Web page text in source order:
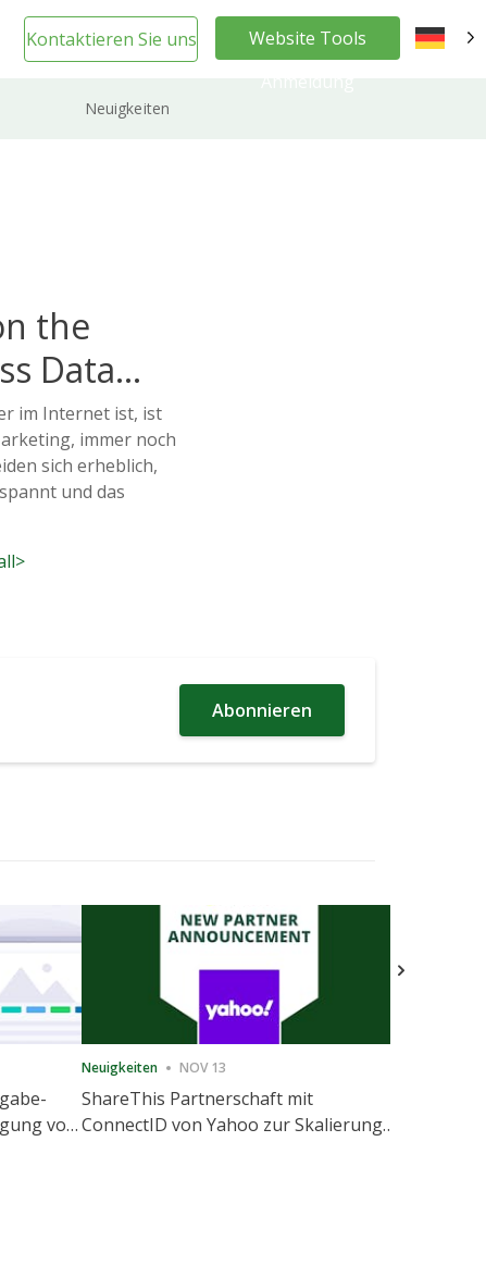
Kontaktieren Sie uns
Website Tools
Neuigkeiten
the
Data
im Internet ist, ist
immer noch
sich erheblich,
und das
Abonnieren
von
Neuigkeiten NOV 13
ShareThis Partnerschaft mit
ConnectID von Yahoo zur Skalierung